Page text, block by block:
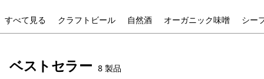
すべて見る クラフトビール 自然酒 オーガニック味噌 シー
ベストセラー 8 製品